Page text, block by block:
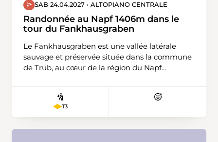
SAB 24.04.2027 • ALTOPIANO CENTRALE
Randonnée au Napf 1406m dans le
tour du Fankhausgraben
Le Fankhausgraben est une vallée latérale
sauvage et préservée située dans la commune
de Trub, au cœur de la région du Napf
l'érosion hydraulique, la région n'ayant pas été
recouverte par les glaciers lors de la dernière
c'est une boucle de crête plus exigeante qui
T3